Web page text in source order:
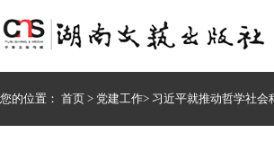
您的位置： 首页 > 党建工作> 习近平就推动哲学社会